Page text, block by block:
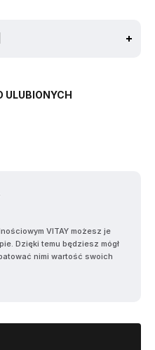
ULUBIONYCH
VITAY możesz je
Dzięki temu będziesz mógł
nimi wartość swoich